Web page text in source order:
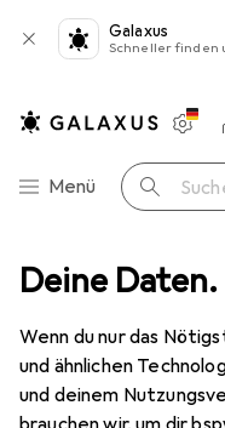
Deine
Wenn du nur das
und ähnlichen
und deinem
Galaxus
Schneller finden
Navigation nach
Menü Suche
Kopfhörer + Headset
EUR
19,99
Hama